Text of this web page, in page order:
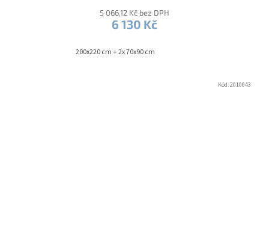
5 066,12 Kč bez DPH
6 130 Kč
200x220 cm + 2x 70x90 cm
Kód:2010043